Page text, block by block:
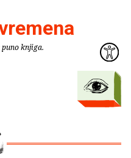
puno knjiga.